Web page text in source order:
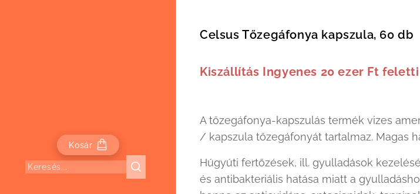
Kosár
Celsus Tőzegáfonya kapszula, 60 db
Kiszállítás Ingyenes 20 ezer Ft
A tőzegáfonya-kapszulás termék vizes
/ kapszula tőzegáfonyát tartalmaz. Magas
Húgyúti fertőzések, ill. gyulladások
és antibakteriális hatása miatt a